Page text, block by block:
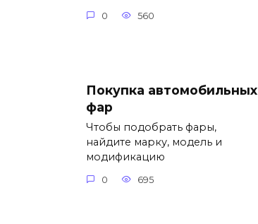
0 560
Покупка автомобильных
фар
Чтобы подобрать фары,
найдите марку, модель и
модификацию
0 695